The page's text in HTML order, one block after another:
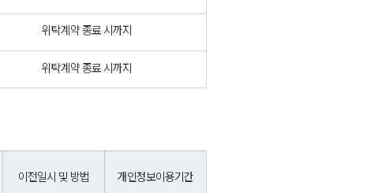
위탁계약 종료 시까지
위탁계약 종료 시까지
이전일시 및 방법 개인정보이용기간